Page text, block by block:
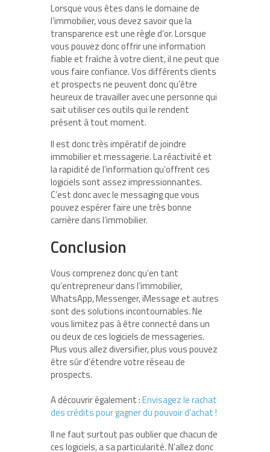
Lorsque vous êtes dans le domaine de
l’immobilier, vous devez savoir que la
transparence est une règle d’or. Lorsque
vous pouvez donc offrir une information
fiable et fraîche à votre client, il ne peut que
vous faire confiance. Vos différents clients
et prospects ne peuvent donc qu’être
heureux de travailler avec une personne qui
sait utiliser ces outils qui le rendent
présent à tout moment.
Il est donc très impératif de joindre
immobilier et messagerie. La réactivité et
la rapidité de l’information qu’offrent ces
logiciels sont assez impressionnantes.
C’est donc avec le messaging que vous
pouvez espérer faire une très bonne
carrière dans l’immobilier.
Conclusion
Vous comprenez donc qu’en tant
qu’entrepreneur dans l’immobilier,
WhatsApp, Messenger, iMessage et autres
sont des solutions incontournables. Ne
vous limitez pas à être connecté dans un
ou deux de ces logiciels de messageries.
Plus vous allez diversifier, plus vous pouvez
être sûr d’étendre votre réseau de
prospects.
A découvrir également :Envisagez le rachat
des crédits pour gagner du pouvoir d’achat !
Il ne faut surtout pas oublier que chacun de
ces logiciels, a sa particularité. N’allez donc